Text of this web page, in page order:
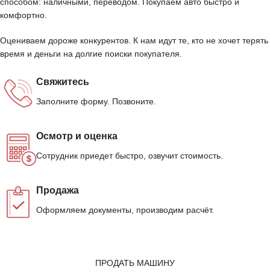
комфортно.
Оцениваем дороже конкурентов. К нам идут те, кто не хочет терять
время и деньги на долгие поиски покупателя.
Свяжитесь
Заполните форму. Позвоните.
Осмотр и оценка
Сотрудник приедет быстро, озвучит стоимость.
Продажа
Оформляем документы, производим расчёт.
ПРОДАТЬ МАШИНУ